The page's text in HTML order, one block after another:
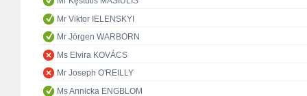
Mr Viktor IELENSKYI
Mr Jörgen WARBORN
Ms Elvira KOVÁCS
Mr Joseph O'REILLY
Ms Annicka ENGBLOM